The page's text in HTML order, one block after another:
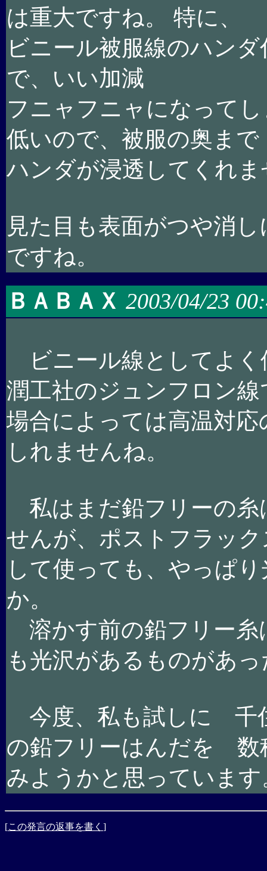
は重大ですね。 特に、
ビニール被服線のハン
で、いい加減
フニャフニャになって
低いので、被服の奥まで
ハンダが浸透してくれ
見た目も表面がつや消
ですね。
ＢＡＢＡＸ 2003/04/23
ビニール線としてよく
潤工社のジュンフロン線
場合によっては高温対
しれませんね。
私はまだ鉛フリーの糸
せんが、ポストフラッ
して使っても、やっぱ
か。
溶かす前の鉛フリー糸
も光沢があるものがあ
今度、私も試しに 千
の鉛フリーはんだを 数
みようかと思っています
[この発言の返事を書く ]